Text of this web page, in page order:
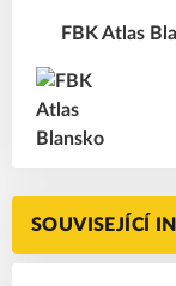
FBK Atlas
SOUVISEJÍCÍ